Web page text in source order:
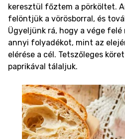
keresztül főztem a pörköltet.
felöntjük a vörösborral, és
Ügyeljünk rá, hogy a vége
annyi folyadékot, mint az
elérése a cél. Tetszőleges
paprikával tálaljuk.